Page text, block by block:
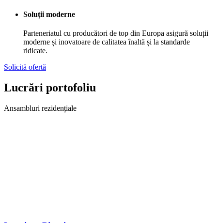
Soluții moderne
Parteneriatul cu producători de top din Europa asigură soluții
moderne și inovatoare de calitatea înaltă și la standarde
ridicate.
Solicită ofertă
Lucrări portofoliu
Ansambluri rezidențiale